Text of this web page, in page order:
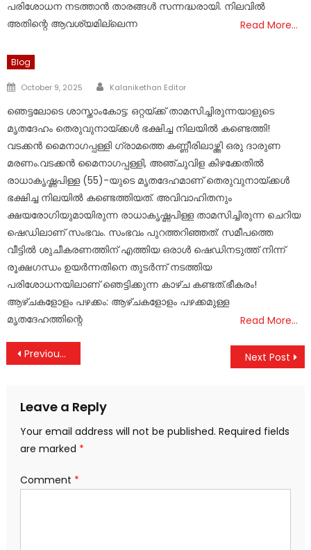
പരിശോധന നടത്താൻ താരങ്ങൾ സന്നദ്ധരായി. നിലവിൽ
അതിന്റെ ആവശ്യമില്ലെന്ന
Read More…
Blog
Posted
October 9, 2025 Author
Kalanikethan Editor
ഞെട്ടലോടെ ശാസ്താംകോട്ട: ഒറ്റയ്ക്ക് താമസിച്ചിരുന്നയാളുടെ
മൃതദേഹം തെരുവുനായ്ക്കൾ ഭക്ഷിച്ച നിലയിൽ കണ്ടെത്തി! ​
വടക്കൻ മൈനാഗപ്പള്ളി ഗ്രാമത്തെ കണ്ണീരിലാഴ്ത്തി ഒരു ദാരുണ
മരണം.​വടക്കൻ മൈനാഗപ്പള്ളി, അഞ്ചുവിള കിഴക്കേതിൽ
രാധാകൃഷ്ണപിള്ള (55)-യുടെ മൃതദേഹമാണ് തെരുവുനായ്ക്കൾ
ഭക്ഷിച്ച നിലയിൽ കണ്ടെത്തിയത്. അവിവാഹിതനും
ക്ഷയരോഗിയുമായിരുന്ന രാധാകൃഷ്ണപിള്ള താമസിച്ചിരുന്ന ചെറിയ
ഷെഡിലാണ് സംഭവം. ​സംഭവം പുറത്തറിഞ്ഞത്: ​സമീപത്തെ
വീട്ടിൽ ശുചീകരണത്തിന് എത്തിയ ഒരാൾ ഷെഡിനടുത്ത് നിന്ന്
രൂക്ഷഗന്ധം ഉയർന്നതിനെ തുടർന്ന് നടത്തിയ
പരിശോധനയിലാണ് ഞെട്ടിക്കുന്ന കാഴ്ച കണ്ടത്.​ഭീകരം!
ആഴ്ചകളോളം പഴക്കം: ​ആഴ്ചകളോളം പഴക്കമുള്ള
മൃതദേഹത്തിന്റെ
Read More…
Post
Previous Post Next Post
Leave a Reply
Your email address will not be published. Required fields
are marked *
Comment *